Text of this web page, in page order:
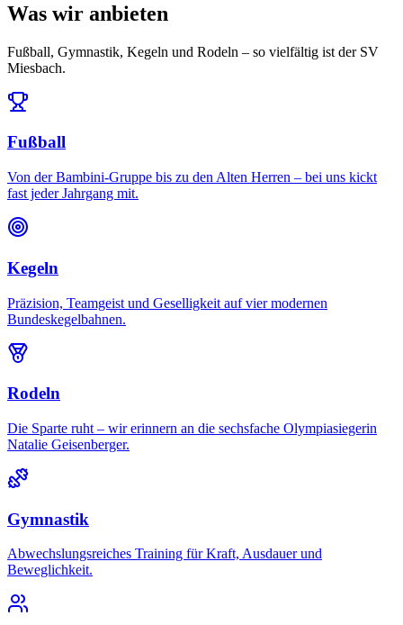
Was wir anbieten
Fußball, Gymnastik, Kegeln und Rodeln – so vielfältig ist der SV
Miesbach.
Fußball
Von der Bambini-Gruppe bis zu den Alten Herren – bei uns kickt
fast jeder Jahrgang mit.
Kegeln
Präzision, Teamgeist und Geselligkeit auf vier modernen
Bundeskegelbahnen.
Rodeln
Die Sparte ruht – wir erinnern an die sechsfache Olympiasiegerin
Natalie Geisenberger.
Gymnastik
Abwechslungsreiches Training für Kraft, Ausdauer und
Beweglichkeit.